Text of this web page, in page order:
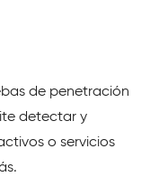
de penetración
detectar y
o servicios